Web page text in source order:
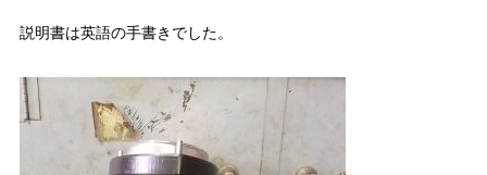
説明書は英語の手書きでした。